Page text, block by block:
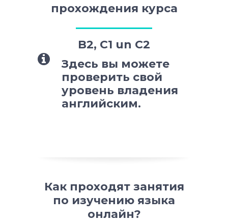
прохождения курса
B2, C1 un C2
Здесь вы можете
проверить свой
уровень владения
английским.
Как проходят занятия
по изучению языка
онлайн?